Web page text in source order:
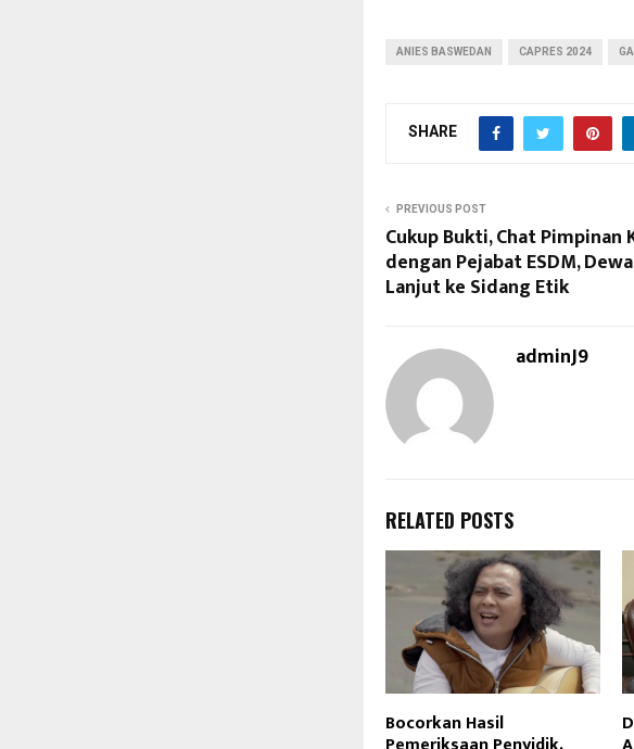
ANIES BASWEDAN CAPRES 2024
SHARE
PREVIOUS POST
Cukup Bukti, Chat Pimpinan
dengan Pejabat ESDM,
Lanjut ke Sidang Etik
adminJ9
RELATED POSTS
Bocorkan Hasil